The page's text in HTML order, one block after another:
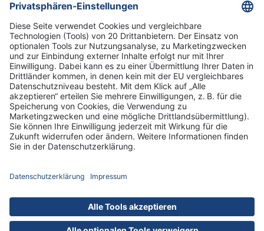
Informationen
Standorte
DRK-Schwesternschaft Berlin
Impressum
Hausordnung